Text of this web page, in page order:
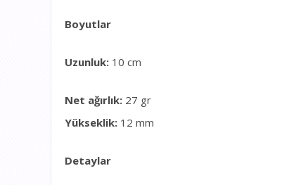
Boyutlar
Uzunluk: 10 cm
Net ağırlık: 27 gr
Yükseklik: 12 mm
Detaylar